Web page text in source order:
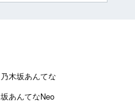
乃木坂あんてな
坂あんてなNeo